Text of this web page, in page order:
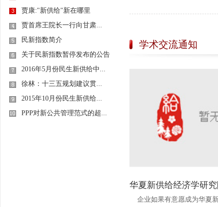
贾康:"新供给"新在哪里
贾首席王院长一行向甘肃...
民新指数简介
关于民新指数暂停发布的公告
2016年5月份民生新供给中...
徐林：十三五规划建议贯...
2015年10月份民生新供给...
PPP对新公共管理范式的超...
学术交流通知
华夏新供给经济学研
企业如果有意愿成为华夏